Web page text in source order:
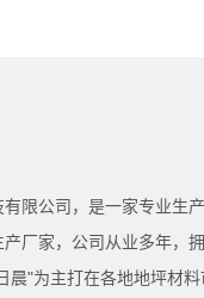
限公司，是一家专业生
厂家，公司从业多年，
晨"为主打在各地地坪材